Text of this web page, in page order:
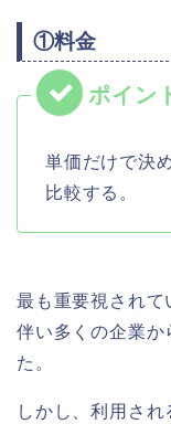
①料金
単価だけで決
比較する。
最も重要視されて
伴い多くの企業か
た。
しかし、利用さ